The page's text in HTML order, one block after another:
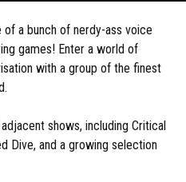
a bunch of nerdy-ass voice
games! Enter a world of
with a group of the finest
shows, including Critical
Dive, and a growing selection